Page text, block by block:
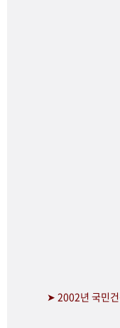
➤ 2002년 국민